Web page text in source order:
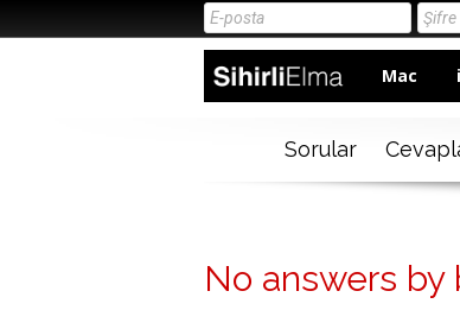
Mac
Sorular
No answers by